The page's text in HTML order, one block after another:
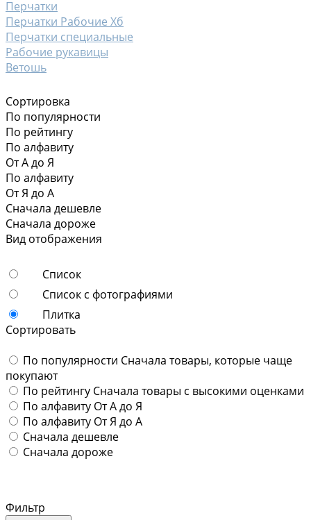
Перчатки
Перчатки Рабочие Хб
Перчатки специальные
Рабочие рукавицы
Ветошь
Сортировка
По популярности
По рейтингу
По алфавиту
От А до Я
По алфавиту
От Я до А
Сначала дешевле
Сначала дороже
Вид отображения
Список
Список с фотографиями
Плитка
Сортировать
По популярности Сначала товары, которые чаще
покупают
По рейтингу Сначала товары с высокими оценками
По алфавиту От А до Я
По алфавиту От Я до А
Сначала дешевле
Сначала дороже
Фильтр